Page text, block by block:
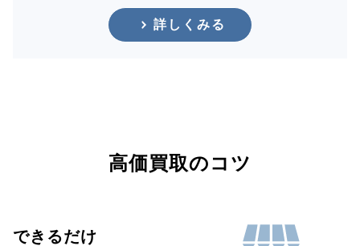
詳しくみる
高価買取のコツ
できるだけ